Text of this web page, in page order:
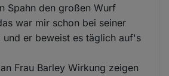
Spahn den großen Wurf
war mir schon bei seiner
und er beweist es täglich auf's
Frau Barley Wirkung zeigen